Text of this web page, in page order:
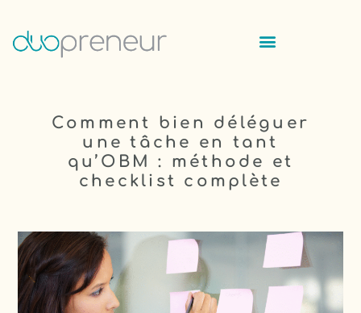
Comment bien déléguer
une tâche en tant
qu’OBM : méthode et
checklist complète